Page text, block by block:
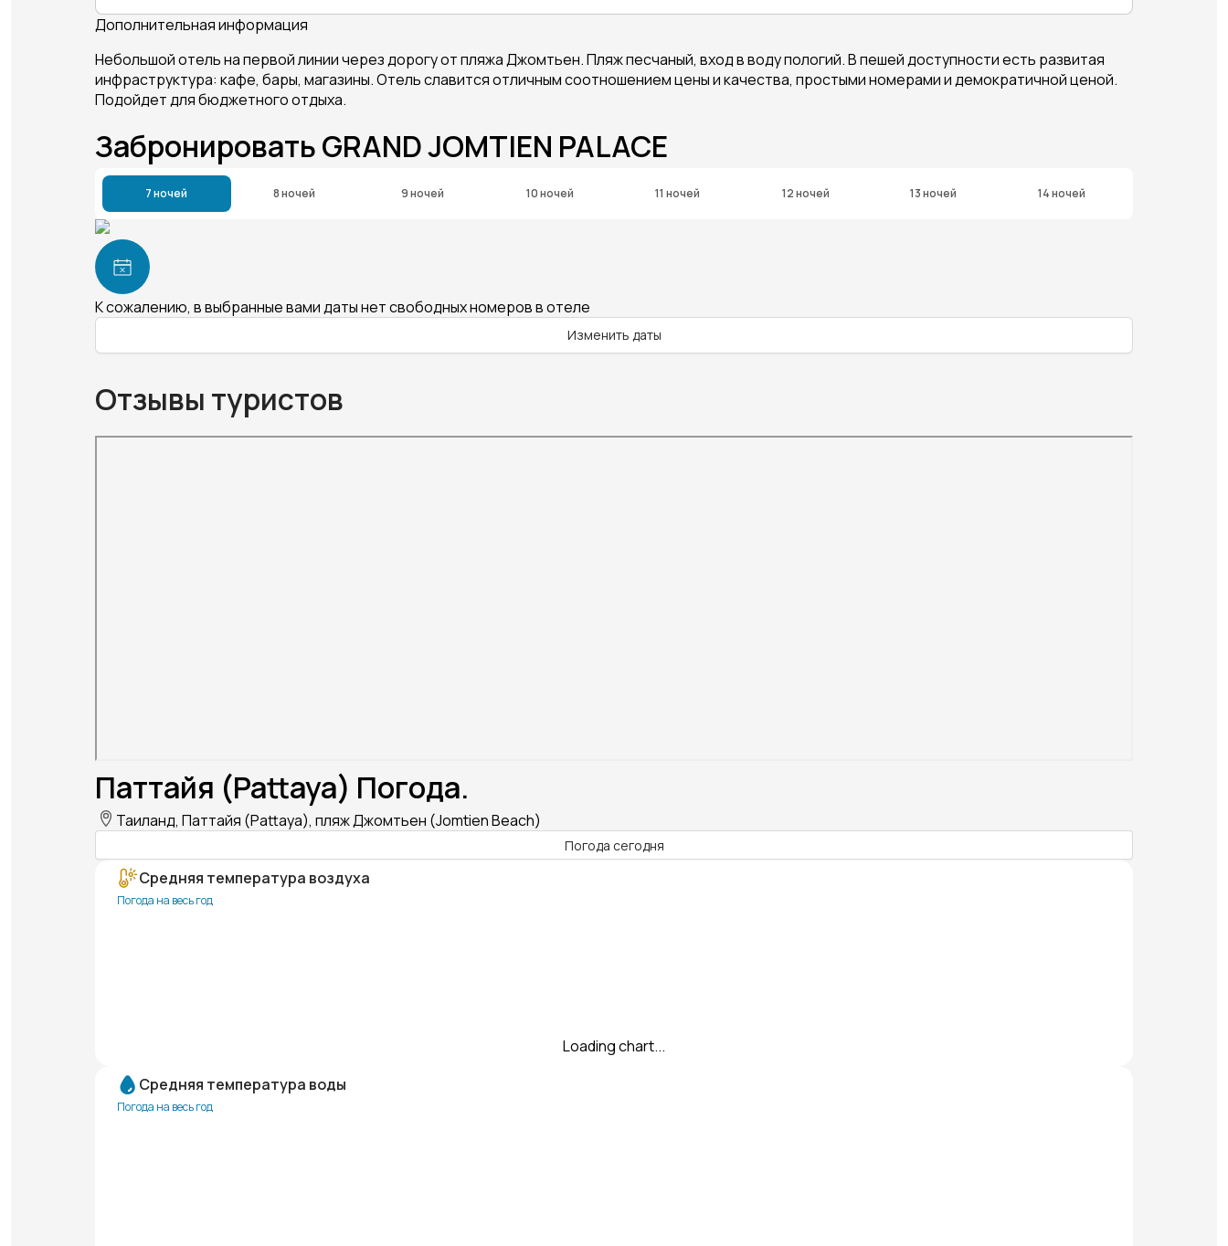
Дополнительная информация
Небольшой отель на первой линии через дорогу от пляжа Джомтьен. Пляж песчаный, вход в воду пологий. В пешей доступности есть развитая
инфраструктура: кафе, бары, магазины. Отель славится отличным соотношением цены и качества, простыми номерами и демократичной ценой.
Подойдет для бюджетного отдыха.
Забронировать GRAND JOMTIEN PALACE
7 ночей 8 ночей 9 ночей 10 ночей 11 ночей 12 ночей 13 ночей 14 ночей
К сожалению, в выбранные вами даты нет свободных номеров в отеле
Изменить даты
Отзывы туристов
Паттайя (Pattaya) Погода.
Таиланд, Паттайя (Pattaya), пляж Джомтьен (Jomtien Beach)
Погода сегодня
Средняя температура воздуха
Погода на весь год
Loading chart...
Средняя температура воды
Погода на весь год